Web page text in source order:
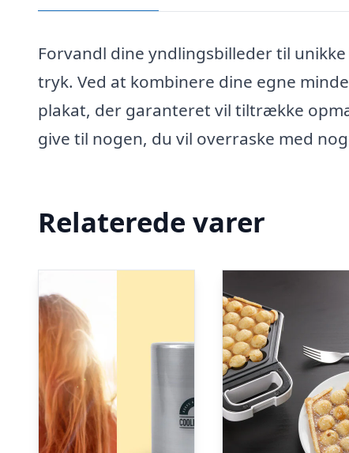
Forvandl dine yndlingsbilleder til
tryk. Ved at kombinere dine egne
plakat, der garanteret vil tiltrække
give til nogen, du vil overraske med
Relaterede varer